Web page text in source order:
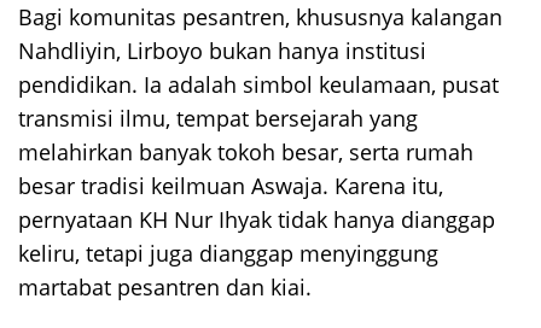
Bagi komunitas pesantren, khususnya kalangan
Nahdliyin, Lirboyo bukan hanya institusi
pendidikan. Ia adalah simbol keulamaan, pusat
transmisi ilmu, tempat bersejarah yang
melahirkan banyak tokoh besar, serta rumah
besar tradisi keilmuan Aswaja. Karena itu,
pernyataan KH Nur Ihyak tidak hanya dianggap
keliru, tetapi juga dianggap menyinggung
martabat pesantren dan kiai.